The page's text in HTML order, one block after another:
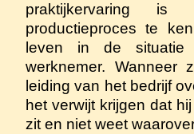
praktijkervaring
productieproces te
leven in de
werknemer. Wanneer
leiding van het bedrijf
het verwijt krijgen dat
zit en niet weet